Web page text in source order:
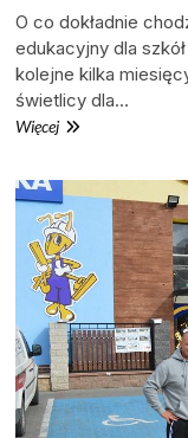
O co dokładnie
edukacyjny dla
kolejne kilka
świetlicy dla…
WięcejZaczynamy
MegaMisją!